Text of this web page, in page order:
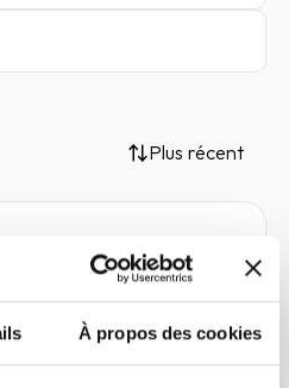
À propos des cookies
Plus récent
nouveaux